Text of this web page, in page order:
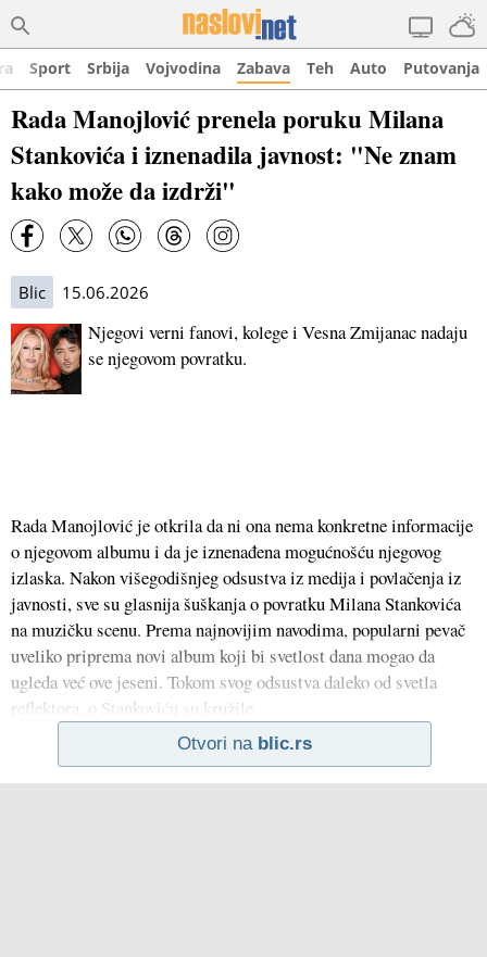
Sport Srbija Vojvodina Zabava Teh Auto Putovanja
Rada Manojlović prenela poruku Milana
Stankovića i iznenadila javnost: "Ne znam
kako može da izdrži"
Blic 15.06.2026
Njegovi verni fanovi, kolege i Vesna Zmijanac nadaju
se njegovom povratku.
Rada Manojlović je otkrila da ni ona nema konkretne informacije
o njegovom albumu i da je iznenađena mogućnošću njegovog
izlaska. Nakon višegodišnjeg odsustva iz medija i povlačenja iz
javnosti, sve su glasnija šuškanja o povratku Milana Stankovića
na muzičku scenu. Prema najnovijim navodima, popularni pevač
uveliko priprema novi album koji bi svetlost dana mogao da
ugleda već ove jeseni. Tokom svog odsustva daleko od svetla
reflektora, o Stankoviću su kružile
Otvori na blic.rs